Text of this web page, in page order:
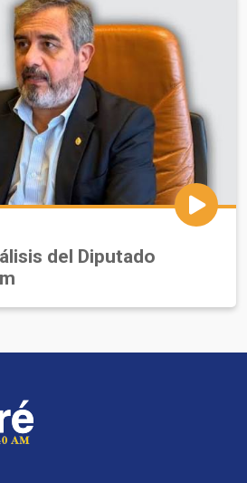
del Diputado